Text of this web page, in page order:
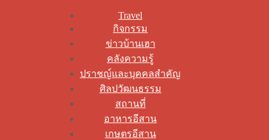
Travel
กิจกรรม
ข่าวบ้านเฮา
คลังความรู้
ปราชญ์และบุคคลสำคัญ
ศิลปวัฒนธรรม
สถานที่
อาหารอีสาน
เกษตรอีสาน